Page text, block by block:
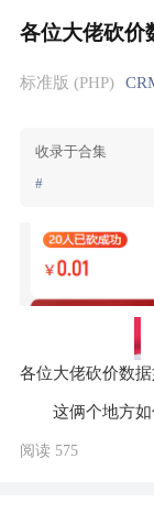
各位大佬砍价
标准版 (PHP)
收录于合集
#
各位大佬砍价数据
这俩个地方
阅读 575